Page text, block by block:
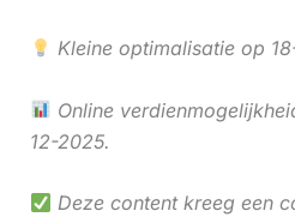
Kleine optimalisatie op
Online
12-2025.
Deze content kreeg een